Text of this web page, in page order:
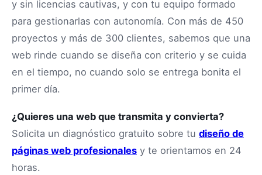
y sin licencias cautivas, y con tu equipo formado
para gestionarlas con autonomía. Con más de 450
proyectos y más de 300 clientes, sabemos que una
web rinde cuando se diseña con criterio y se cuida
en el tiempo, no cuando solo se entrega bonita el
primer día.
¿Quieres una web que transmita y convierta?
Solicita un diagnóstico gratuito sobre tu diseño de
páginas web profesionales y te orientamos en 24
horas.